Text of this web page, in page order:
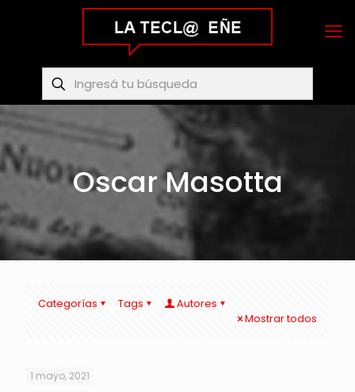
Oscar Masotta
Categorías Tags
Autores
Mostrar todos
1 mayo, 2021